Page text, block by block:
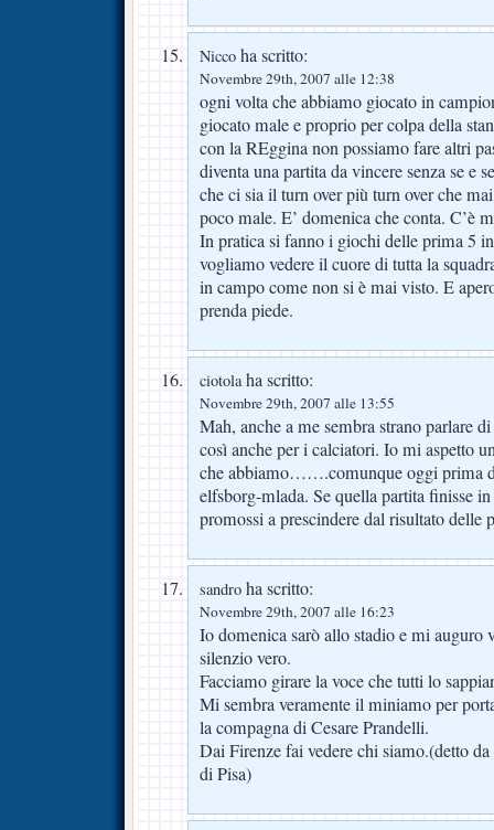
Nicco ha scritto:
Novembre 29th, 2007 alle 12:38
ogni volta che abbiamo giocato in
giocato male e proprio per colpa della
con la REggina non possiamo fare altri
diventa una partita da vincere senza se e
che ci sia il turn over più turn over che
poco male. E’ domenica che conta. C’è
In pratica si fanno i giochi delle prima 5
vogliamo vedere il cuore di tutta la
in campo come non si è mai visto. E
prenda piede.
ciotolaha scritto:
Novembre 29th, 2007 alle 13:55
Mah, anche a me sembra strano parlare
così anche per i calciatori. Io mi aspetto
che abbiamo…….comunque oggi prima
elfsborg-mlada. Se quella partita finisse
promossi a prescindere dal risultato delle
sandro ha scritto:
Novembre 29th, 2007 alle 16:23
Io domenica sarò allo stadio e mi auguro
silenzio vero.
Facciamo girare la voce che tutti lo
Mi sembra veramente il miniamo per
la compagna di Cesare Prandelli.
Dai Firenze fai vedere chi siamo.(detto
di Pisa)